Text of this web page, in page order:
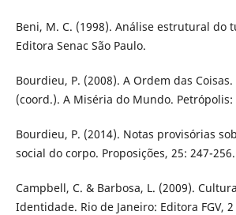
Beni, M. C. (1998). Análise estrutural do
Editora Senac São Paulo.
Bourdieu, P. (2008). A Ordem das
(coord.). A Miséria do Mundo. Petrópolis:
Bourdieu, P. (2014). Notas provisórias
social do corpo. Proposições, 25: 247-256.
Campbell, C. & Barbosa, L. (2009).
Identidade. Rio de Janeiro: Editora FGV,